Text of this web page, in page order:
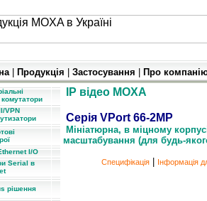
| Продукція Застосування Про
VPN
I/O
Serial в
рішення
IP відео MOXA
Серія
Мініатюрна, в міцному
масштабування (для будь-
Специфікація Інформація